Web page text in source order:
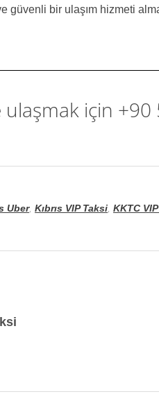
güvenli bir ulaşım hizmeti
ulaşmak için
Uber, Kıbrıs VIP Taksi, KKTC